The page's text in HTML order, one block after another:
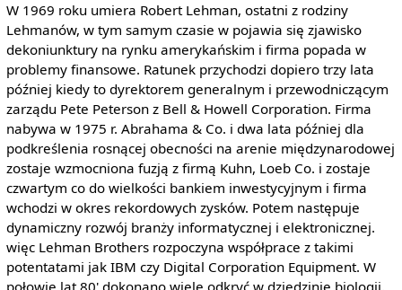
W 1969 roku umiera Robert Lehman, ostatni z rodziny
Lehmanów, w tym samym czasie w pojawia się zjawisko
dekoniunktury na rynku amerykańskim i firma popada w
problemy finansowe. Ratunek przychodzi dopiero trzy lata
później kiedy to dyrektorem generalnym i przewodniczącym
zarządu Pete Peterson z Bell & Howell Corporation. Firma
nabywa w 1975 r. Abrahama & Co. i dwa lata później dla
podkreślenia rosnącej obecności na arenie międzynarodowej
zostaje wzmocniona fuzją z firmą Kuhn, Loeb Co. i zostaje
czwartym co do wielkości bankiem inwestycyjnym i firma
wchodzi w okres rekordowych zysków. Potem następuje
dynamiczny rozwój branży informatycznej i elektronicznej.
więc Lehman Brothers rozpoczyna współprace z takimi
potentatami jak IBM czy Digital Corporation Equipment. W